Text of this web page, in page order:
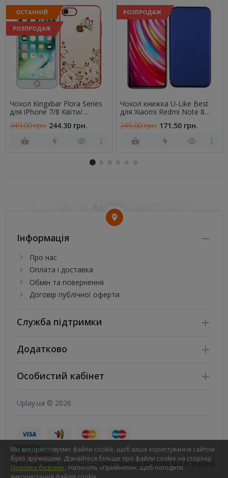
ОСТАННІЙ
РОЗПРОДАЖ
Чохол Kingxbar Flora Series
для iPhone 7/8 Квіти/
349.00 грн. 244.30 грн.
РОЗПРОДАЖ
Чохол книжка U-Like Best
для Xiaomi Redmi Note 8
245.00 грн. 171.50 грн.
Інформація
Про нас
Оплата і доставка
Обмін та повернення
Договір публічної оферти
Служба підтримки
Додатково
Особистий кабінет
Uplay.ua © 2026
Наш партнер:Work.ua— сайт пошуку роботи №1 в Україні
Ми використовуємо файли cookie, щоб ваше користування сайтом
було зручнішим. Дізнайтеся більше про файли cookie на сторінці
Політика безпеки. Натисніть «Прийняти», щоб погодити